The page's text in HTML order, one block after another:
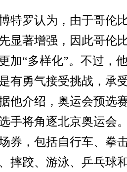
罗认为，由于哥伦比
显著增强，因此哥伦
加“多样化”。不过，
有勇气接受挑战，承
介绍，奥运会预选赛
手将角逐北京奥运会
券，包括自行车、拳
摔跤、游泳、乒乓球